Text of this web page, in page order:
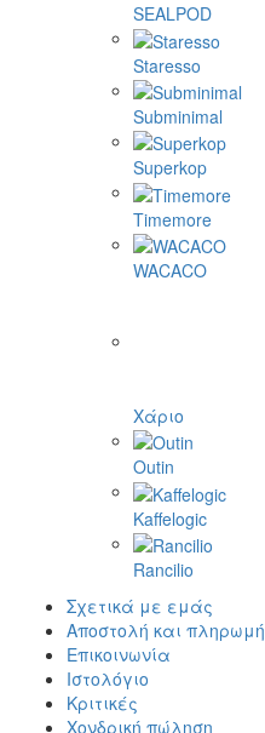
SEALPOD
Staresso
Subminimal
Superkop
Timemore
WACACO
Χάριο
Outin
Kaffelogic
Rancilio
Σχετικά με εμάς
Αποστολή και πληρωμή
Επικοινωνία
Ιστολόγιο
Κριτικές
Χονδρική πώληση